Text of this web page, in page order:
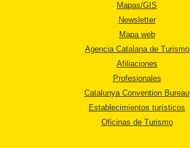
Mapas/GIS
Newsletter
Mapa web
Agencia Catalana de Turismo
Afiliaciones
Profesionales
Catalunya Convention Bureau
Establecimientos turísticos
Oficinas de Turismo